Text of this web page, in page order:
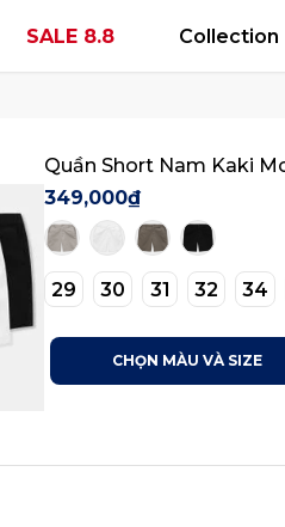
SALE 8.8 Collection
Quần Short Nam Kaki
349,000₫
29 30 31 32 34
CHỌN MÀU VÀ SIZE